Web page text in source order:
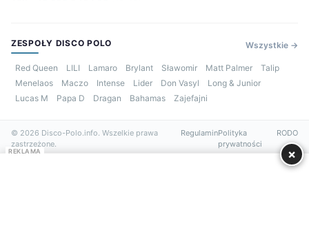
ZESPOŁY DISCO POLO Wszystkie →
Red Queen LILI Lamaro Brylant Sławomir Matt Palmer
Talip
Menelaos
Maczo Intense Lider Don Vasyl
Long & Junior
Lucas M
Papa D Dragan Bahamas Zajefajni
© 2026 Disco-Polo.info. Wszelkie prawa
zastrzeżone.
RegulaminPolityka
prywatności
RODO
REKLAMA ×